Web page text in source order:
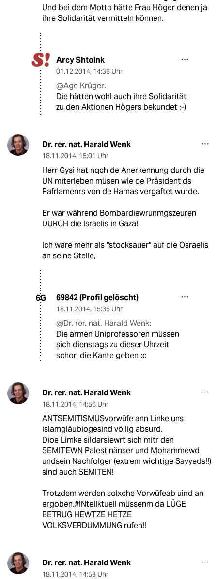
Und bei dem Motto hätte Frau Höger denen ja
ihre Solidarität vermitteln können.
Arcy Shtoink
01.12.2014, 14:36 Uhr
@Age Krüger:
Die hätten wohl auch ihre Solidarität
zu den Aktionen Högers bekundet ;-)
Dr. rer. nat. Harald Wenk
18.11.2014, 15:01 Uhr
Herr Gysi hat nqch de Anerkennung durch die
UN miterleben müsen wie de Präsident ds
Pafrlamenrs von de Hamas vergaftet wurde.
Er war während Bombardiewrunmgszeuren
DURCH die Israelis in Gaza!!
Ich wäre mehr als "stocksauer" auf die Osraelis
an seine Stelle,
6G 69842 (Profil gelöscht)
18.11.2014, 15:35 Uhr
@Dr. rer. nat. Harald Wenk:
Die armen Uniprofessoren müssen
sich dienstags zu dieser Uhrzeit
schon die Kante geben :c
Dr. rer. nat. Harald Wenk
18.11.2014, 14:56 Uhr
ANTSEMITISMUSvorwüfe ann Linke uns
islamgläubiogesind völlig absurd.
Dioe Limke sildarsiewrt sich mitr den
SEMITEWN Palestinänser und Mohammewd
undsein Nachfolger (extrem wichtige Sayyeds!!)
sind auch SEMITEN!
Trotzdem werden solxche Vorwüfeab uind an
ergoben.#INtellktuell müssenm da LÜGE
BETRUG HEWTZE HETZE
VOLKSVERDUMMUNG rufen!!
Dr. rer. nat. Harald Wenk
18.11.2014, 14:53 Uhr